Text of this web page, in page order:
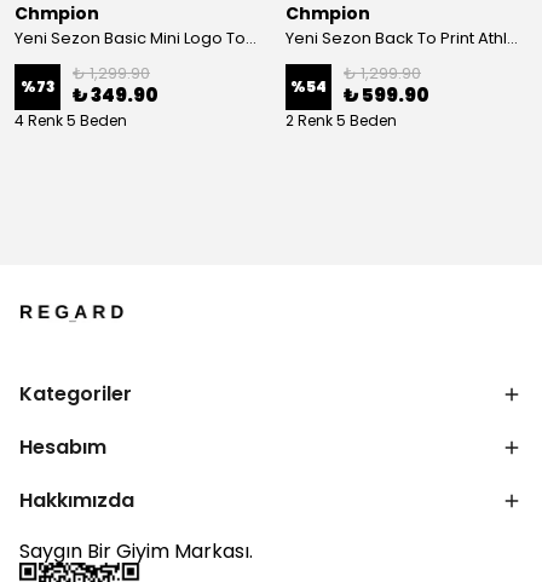
Chmpion
Yeni Sezon Basic Mini Logo Ton To Tone T-shirt
%73
₺ 1,299.90
₺ 349.90
4 Renk 5 Beden
Chmpion
Yeni Sezon Back To Print Athletics Depth T-shirt
%54
₺ 1,299.90
₺ 599.90
2 Renk 5 Beden
Kategoriler
Hesabım
Hakkımızda
Saygın Bir Giyim Markası.